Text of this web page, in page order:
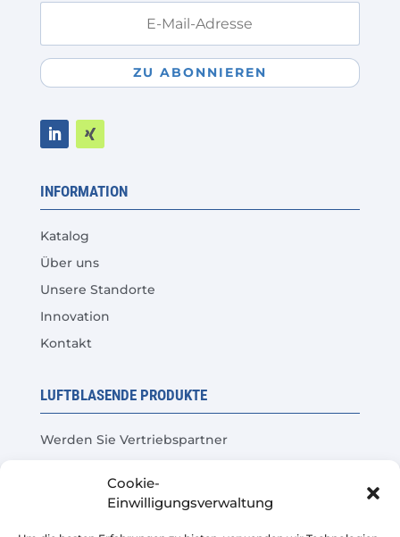
Cookie-
Einwilligungsverwaltung
ZU ABONNIEREN
INFORMATION
Katalog
Über uns
Unsere Standorte
Innovation
Kontakt
LUFTBLASENDE PRODUKTE
Werden Sie Vertriebspartner
Häufige Fragen